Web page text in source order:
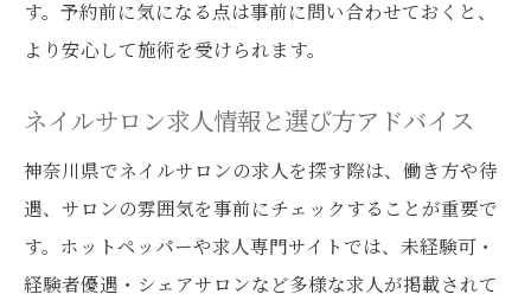
す。予約前に気になる点は事前に問い合わせておくと、
より安心して施術を受けられます。
ネイルサロン求人情報と選び方アドバイス
神奈川県でネイルサロンの求人を探す際は、働き方や待
遇、サロンの雰囲気を事前にチェックすることが重要で
す。ホットペッパーや求人専門サイトでは、未経験可・
経験者優遇・シェアサロンなど多様な求人が掲載されて